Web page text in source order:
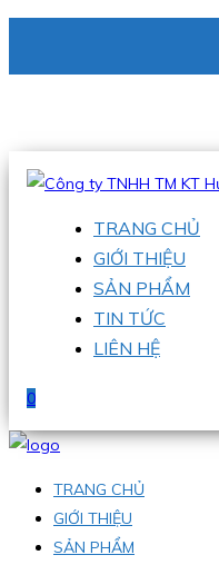
Hotline:0938 336 079
TRANG CHỦ
GIỚI THIỆU
SẢN PHẨM
TIN TỨC
LIÊN HỆ
0
TRANG CHỦ
GIỚI THIỆU
SẢN PHẨM